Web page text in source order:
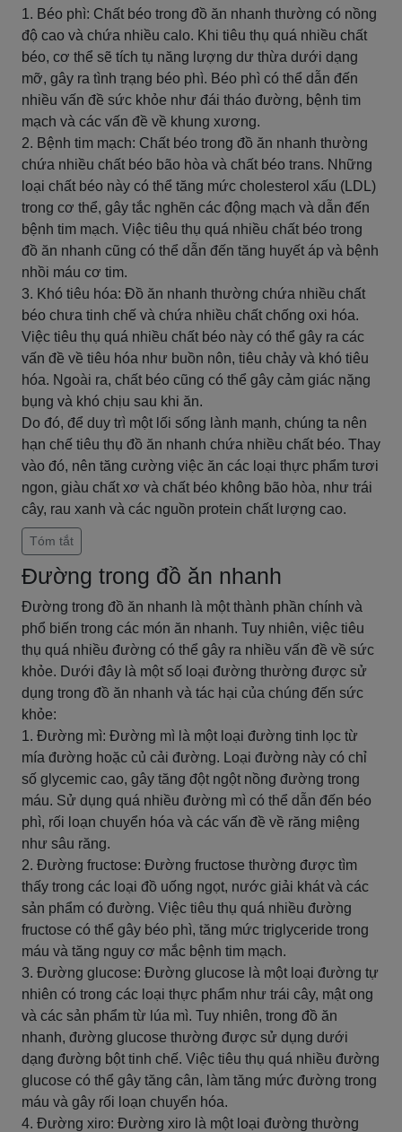
1. Béo phì: Chất béo trong đồ ăn nhanh thường có nồng
độ cao và chứa nhiều calo. Khi tiêu thụ quá nhiều chất
béo, cơ thể sẽ tích tụ năng lượng dư thừa dưới dạng
mỡ, gây ra tình trạng béo phì. Béo phì có thể dẫn đến
nhiều vấn đề sức khỏe như đái tháo đường, bệnh tim
mạch và các vấn đề về khung xương.
2. Bệnh tim mạch: Chất béo trong đồ ăn nhanh thường
chứa nhiều chất béo bão hòa và chất béo trans. Những
loại chất béo này có thể tăng mức cholesterol xấu (LDL)
trong cơ thể, gây tắc nghẽn các động mạch và dẫn đến
bệnh tim mạch. Việc tiêu thụ quá nhiều chất béo trong
đồ ăn nhanh cũng có thể dẫn đến tăng huyết áp và bệnh
nhồi máu cơ tim.
3. Khó tiêu hóa: Đồ ăn nhanh thường chứa nhiều chất
béo chưa tinh chế và chứa nhiều chất chống oxi hóa.
Việc tiêu thụ quá nhiều chất béo này có thể gây ra các
vấn đề về tiêu hóa như buồn nôn, tiêu chảy và khó tiêu
hóa. Ngoài ra, chất béo cũng có thể gây cảm giác nặng
bụng và khó chịu sau khi ăn.
Do đó, để duy trì một lối sống lành mạnh, chúng ta nên
hạn chế tiêu thụ đồ ăn nhanh chứa nhiều chất béo. Thay
vào đó, nên tăng cường việc ăn các loại thực phẩm tươi
ngon, giàu chất xơ và chất béo không bão hòa, như trái
cây, rau xanh và các nguồn protein chất lượng cao.
Tóm tắt
Đường trong đồ ăn nhanh
Đường trong đồ ăn nhanh là một thành phần chính và
phổ biến trong các món ăn nhanh. Tuy nhiên, việc tiêu
thụ quá nhiều đường có thể gây ra nhiều vấn đề về sức
khỏe. Dưới đây là một số loại đường thường được sử
dụng trong đồ ăn nhanh và tác hại của chúng đến sức
khỏe:
1. Đường mì: Đường mì là một loại đường tinh lọc từ
mía đường hoặc củ cải đường. Loại đường này có chỉ
số glycemic cao, gây tăng đột ngột nồng đường trong
máu. Sử dụng quá nhiều đường mì có thể dẫn đến béo
phì, rối loạn chuyển hóa và các vấn đề về răng miệng
như sâu răng.
2. Đường fructose: Đường fructose thường được tìm
thấy trong các loại đồ uống ngọt, nước giải khát và các
sản phẩm có đường. Việc tiêu thụ quá nhiều đường
fructose có thể gây béo phì, tăng mức triglyceride trong
máu và tăng nguy cơ mắc bệnh tim mạch.
3. Đường glucose: Đường glucose là một loại đường tự
nhiên có trong các loại thực phẩm như trái cây, mật ong
và các sản phẩm từ lúa mì. Tuy nhiên, trong đồ ăn
nhanh, đường glucose thường được sử dụng dưới
dạng đường bột tinh chế. Việc tiêu thụ quá nhiều đường
glucose có thể gây tăng cân, làm tăng mức đường trong
máu và gây rối loạn chuyển hóa.
4. Đường xiro: Đường xiro là một loại đường thường